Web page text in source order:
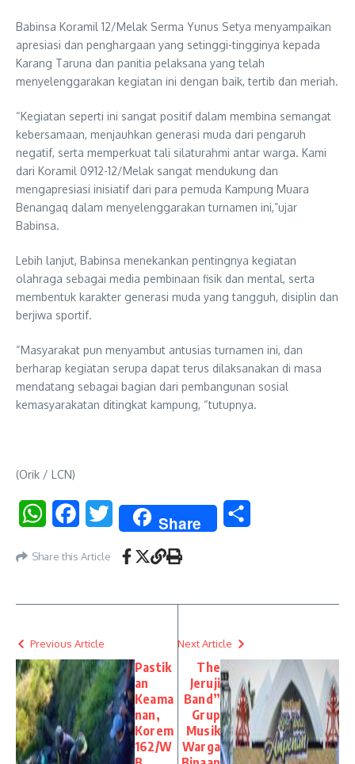
Babinsa Koramil 12/Melak Serma Yunus Setya menyampaikan
apresiasi dan penghargaan yang setinggi-tingginya kepada
Karang Taruna dan panitia pelaksana yang telah
menyelenggarakan kegiatan ini dengan baik, tertib dan meriah.
“Kegiatan seperti ini sangat positif dalam membina semangat
kebersamaan, menjauhkan generasi muda dari pengaruh
negatif, serta memperkuat tali silaturahmi antar warga. Kami
dari Koramil 0912-12/Melak sangat mendukung dan
mengapresiasi inisiatif dari para pemuda Kampung Muara
Benangaq dalam menyelenggarakan turnamen ini,”ujar
Babinsa.
Lebih lanjut, Babinsa menekankan pentingnya kegiatan
olahraga sebagai media pembinaan fisik dan mental, serta
membentuk karakter generasi muda yang tangguh, disiplin dan
berjiwa sportif.
“Masyarakat pun menyambut antusias turnamen ini, dan
berharap kegiatan serupa dapat terus dilaksanakan di masa
mendatang sebagai bagian dari pembangunan sosial
kemasyarakatan ditingkat kampung, “tutupnya.
(Orik / LCN)
WhatsAppFacebookTwitter Share
Share this Article
Previous Article
Pastik
an
Keama
nan,
Korem
162/W
Next Article
The
Jeruji
Band”
Grup
Musik
Warga